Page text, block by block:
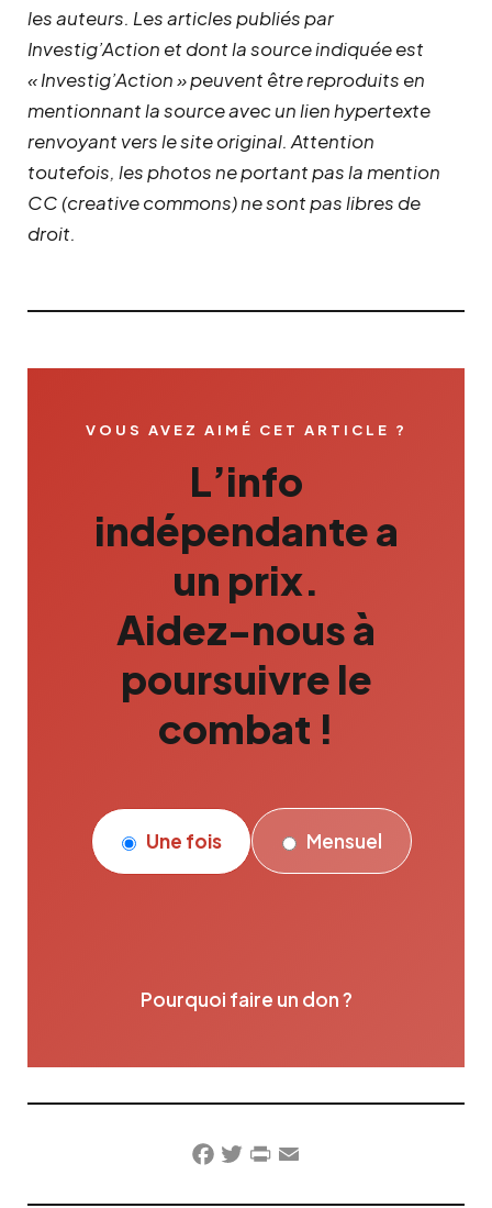
les auteurs. Les articles publiés par
Investig’Action et dont la source indiquée est
« Investig’Action » peuvent être reproduits en
mentionnant la source avec un lien hypertexte
renvoyant vers le site original. Attention
toutefois, les photos ne portant pas la mention
CC (creative commons) ne sont pas libres de
droit.
VOUS AVEZ AIMÉ CET ARTICLE ?
L’info
indépendante a
un prix.
Aidez-nous à
poursuivre le
combat !
Une fois Mensuel
Pourquoi faire un don ?
Facebook
TwitterPrintFriendly
Email